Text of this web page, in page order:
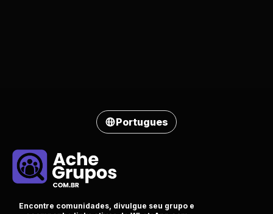
Portugues
Encontre comunidades, divulgue seu grupo e